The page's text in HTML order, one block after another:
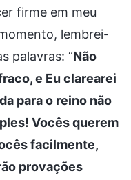
firme em meu
lembrei-
palavras: “Não
e Eu clarearei
para o reino não
Vocês querem
facilmente,
provações